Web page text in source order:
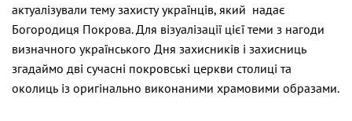
актуалізували тему захисту українців, який надає
Богородиця Покрова. Для візуалізації цієї теми з нагоди
визначного українського Дня захисників і захисниць
згадаймо дві сучасні покровські церкви столиці та
околиць із оригінально виконаними храмовими образами.